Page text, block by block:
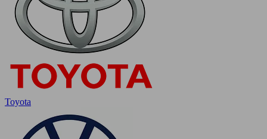
Toyota